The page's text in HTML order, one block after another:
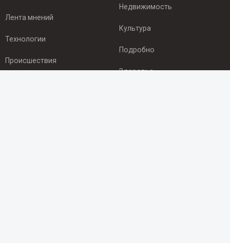
Лента мнений
Технологии
Происшествия
Недвижимость
Культура
Подробно
Здоровье